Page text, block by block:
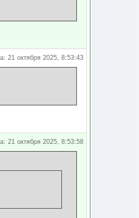
21 октября 2025, 8:53:43
21 октября 2025, 8:53:58